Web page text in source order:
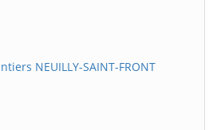
NEUILLY-SAINT-FRONT